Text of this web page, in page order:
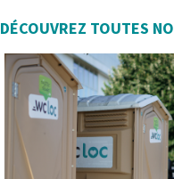
DÉCOUVREZ TOUTES